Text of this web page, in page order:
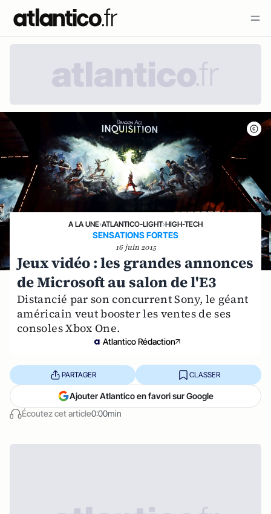
A LA UNE›ATLANTICO-LIGHT›HIGH-TECH
SENSATIONS FORTES
16 juin 2015
Jeux vidéo : les grandes annonces
de Microsoft au salon de l'E3
Distancié par son concurrent Sony, le géant
américain veut booster les ventes de ses
consoles Xbox One.
Atlantico Rédaction
Écoutez cet article0:00min
PARTAGER CLASSER
Ajouter Atlantico en favori sur Google